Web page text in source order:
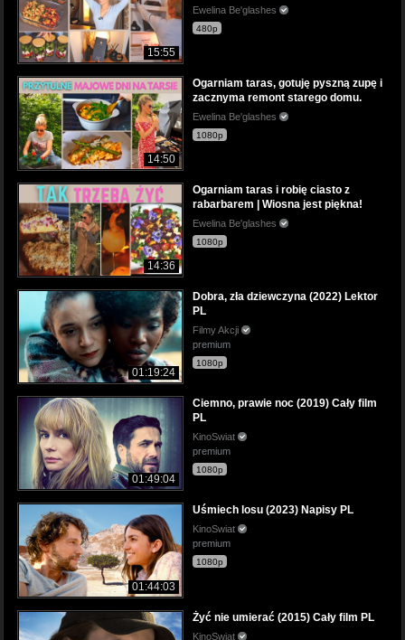
15:55
Ewelina Be'glashes
480p
14:50
Ogarniam taras, gotuję pyszną zupę i
zacznyma remont starego domu.
Ewelina Be'glashes
1080p
14:36
Ogarniam taras i robię ciasto z
rabarbarem | Wiosna jest piękna!
Ewelina Be'glashes
1080p
01:19:24
Dobra, zła dziewczyna (2022) Lektor
PL
Filmy Akcji
premium
1080p
01:49:04
Ciemno, prawie noc (2019) Cały film
PL
KinoSwiat
premium
1080p
01:44:03
Uśmiech losu (2023) Napisy PL
KinoSwiat
premium
1080p
Żyć nie umierać (2015) Cały film PL
KinoSwiat